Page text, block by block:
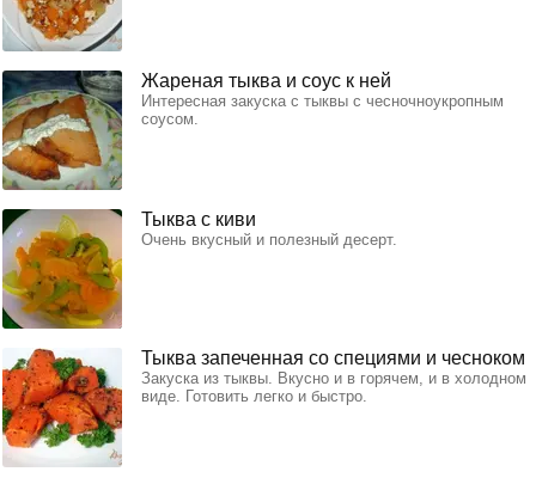
Жареная тыква и соус к ней
Интересная закуска с тыквы с чесночноукропным
соусом.
Тыква с киви
Очень вкусный и полезный десерт.
Тыква запеченная со специями и чесноком
Закуска из тыквы. Вкусно и в горячем, и в холодном
виде. Готовить легко и быстро.